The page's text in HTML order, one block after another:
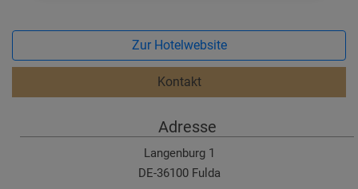
Zur Hotelwebsite
Kontakt
Adresse
Langenburg 1
DE-36100 Fulda